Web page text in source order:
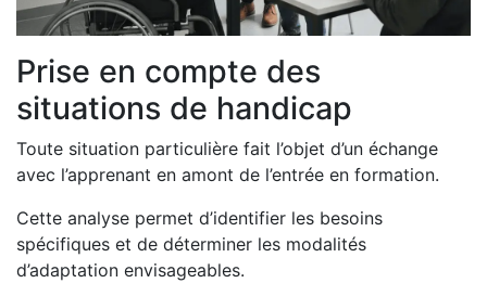
Prise en compte des
situations de handicap
Toute situation particulière fait l’objet d’un échange
avec l’apprenant en amont de l’entrée en formation.
Cette analyse permet d’identifier les besoins
spécifiques et de déterminer les modalités
d’adaptation envisageables.